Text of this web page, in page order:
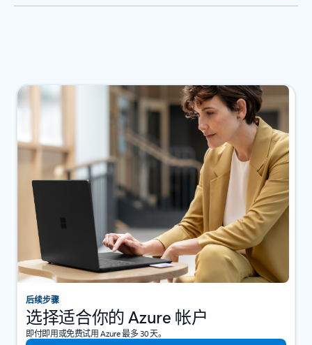
后续步骤
选择适合你的 Azure 帐户
即付即用或免费试用 Azure 最多 30 天。